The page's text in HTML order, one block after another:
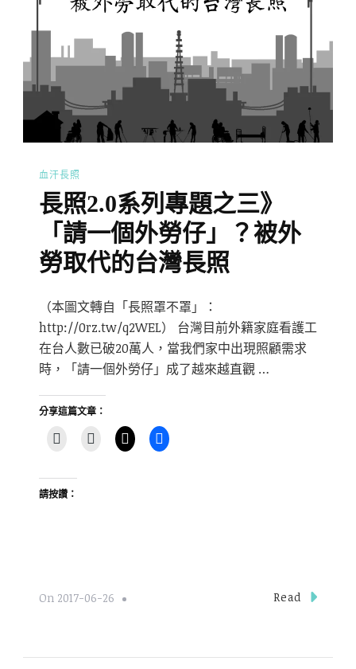
血汗長照
長照2.0系列專題之三》
「請一個外勞仔」？被外
勞取代的台灣長照
（本圖文轉自「長照罩不罩」：
http://0rz.tw/q2WEL） 台灣目前外籍家庭看護工
在台人數已破20萬人，當我們家中出現照顧需求
時，「請一個外勞仔」成了越來越直觀 …
分享這篇文章：
請按讚：
On 2017-06-26 Read